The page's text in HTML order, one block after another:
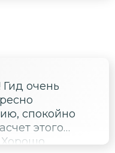
очень
спокойно
этого
Хорошо